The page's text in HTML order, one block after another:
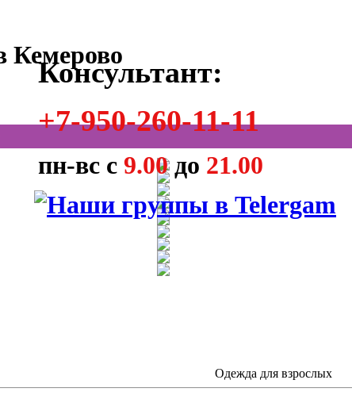
Консультант:
+7-950-260-11-11
пн-вс с 9.00до 21.00
Одежда для взрослых